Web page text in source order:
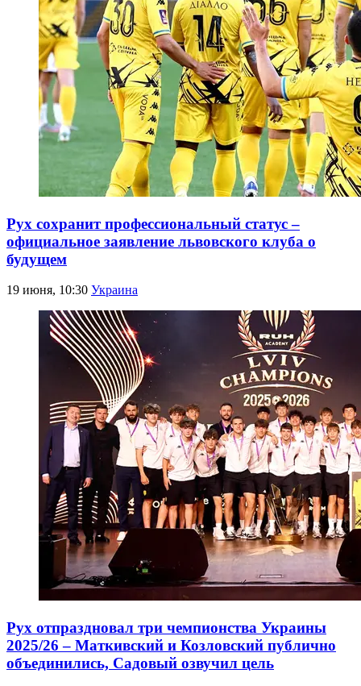
Рух сохранит профессиональный статус –
официальное заявление львовского клуба о
будущем
19 июня, 10:30 Украина
Рух отпраздновал три чемпионства Украины
2025/26 – Маткивский и Козловский публично
объединились, Садовый озвучил цель